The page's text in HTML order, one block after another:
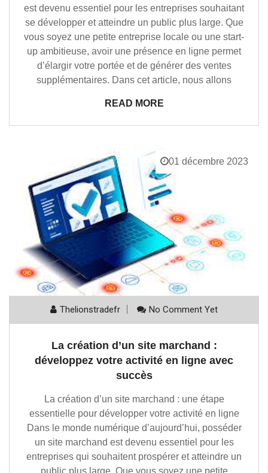
est devenu essentiel pour les entreprises souhaitant
se développer et atteindre un public plus large. Que
vous soyez une petite entreprise locale ou une start-
up ambitieuse, avoir une présence en ligne permet
d’élargir votre portée et de générer des ventes
supplémentaires. Dans cet article, nous allons
READ MORE
01 décembre 2023
Thelionstradefr No Comment Yet
La création d’un site marchand :
développez votre activité en ligne avec
succès
La création d’un site marchand : une étape
essentielle pour développer votre activité en ligne
Dans le monde numérique d’aujourd’hui, posséder
un site marchand est devenu essentiel pour les
entreprises qui souhaitent prospérer et atteindre un
public plus large. Que vous soyez une petite